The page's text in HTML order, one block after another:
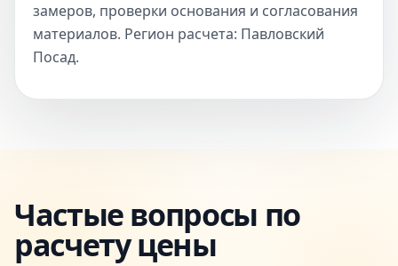
замеров, проверки основания и согласования
материалов. Регион расчета: Павловский
Посад.
Частые вопросы по
расчету цены